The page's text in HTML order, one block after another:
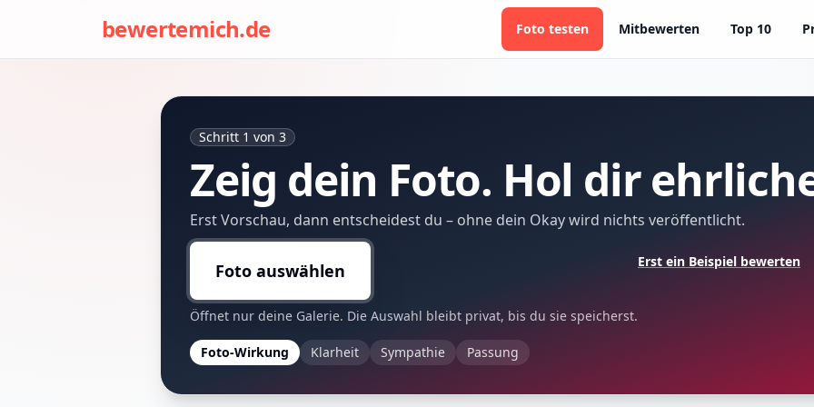
bewertemich.de Foto testen Mitbewerten Top 10
Schritt 1 von 3
Zeig dein Foto. Hol dir
Erst Vorschau, dann entscheidest du – ohne dein Okay wird nichts veröffentlicht.
Foto auswählen
Öffnet nur deine Galerie. Die Auswahl bleibt privat, bis du sie speicherst.
Erst ein Beispiel bewerten
Foto-Wirkung Klarheit Sympathie Passung
Weiter mit Google Weiter mit Facebook
Für den schnellen Upload kannst du das Feld leer lassen. Du kannst den
Namen später ändern.